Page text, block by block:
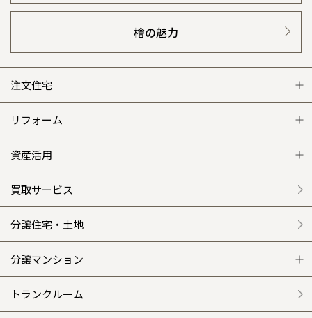
檜の魅力
注文住宅
注文住宅 トップ
グレートステージ
クレステージ
施工事例
平屋の家
外観・インテリア集
リフォーム
リフォーム トップ
リフォームメニュー
選ばれる理由
リフォームの流れ
介護保険利用で快適リフォーム
資産活用
資産活用 トップ
賃貸併用住宅のメリット
安心のサポートシステム
商品紹介
買取サービス
分譲住宅・土地
分譲マンション
分譲マンション トップ
トランクルーム